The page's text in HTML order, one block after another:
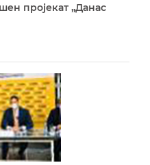
пројекат „Данас